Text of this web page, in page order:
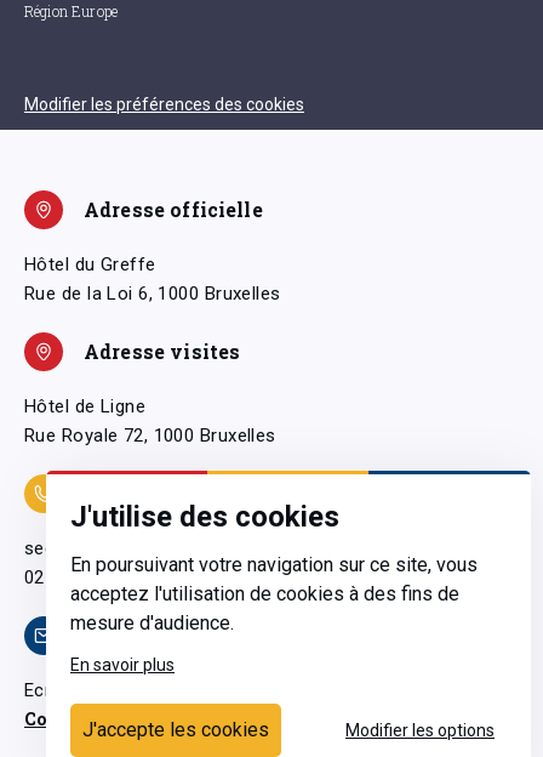
J'utilise des cookies
En poursuivant votre navigation sur ce site, vous
acceptez l'utilisation de cookies à des fins de
mesure d'audience.
En savoir plus
J'accepte les cookies Modifier les options
Région Europe
Modifier les préférences des cookies
Adresse officielle
Hôtel du Greffe
Rue de la Loi 6, 1000 Bruxelles
Adresse visites
Hôtel de Ligne
Rue Royale 72, 1000 Bruxelles
secretariatgeneral@pfwb.be
02 506 38 11
Contact
Ecrivez-nous
Contactez-nous